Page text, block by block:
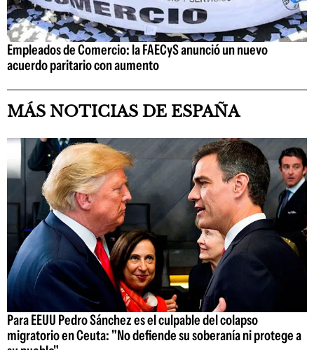
Empleados de Comercio: la FAECyS anunció un nuevo
acuerdo paritario con aumento
MÁS NOTICIAS DE ESPAÑA
Para EEUU Pedro Sánchez es el culpable del colapso
migratorio en Ceuta: "No defiende su soberanía ni protege a